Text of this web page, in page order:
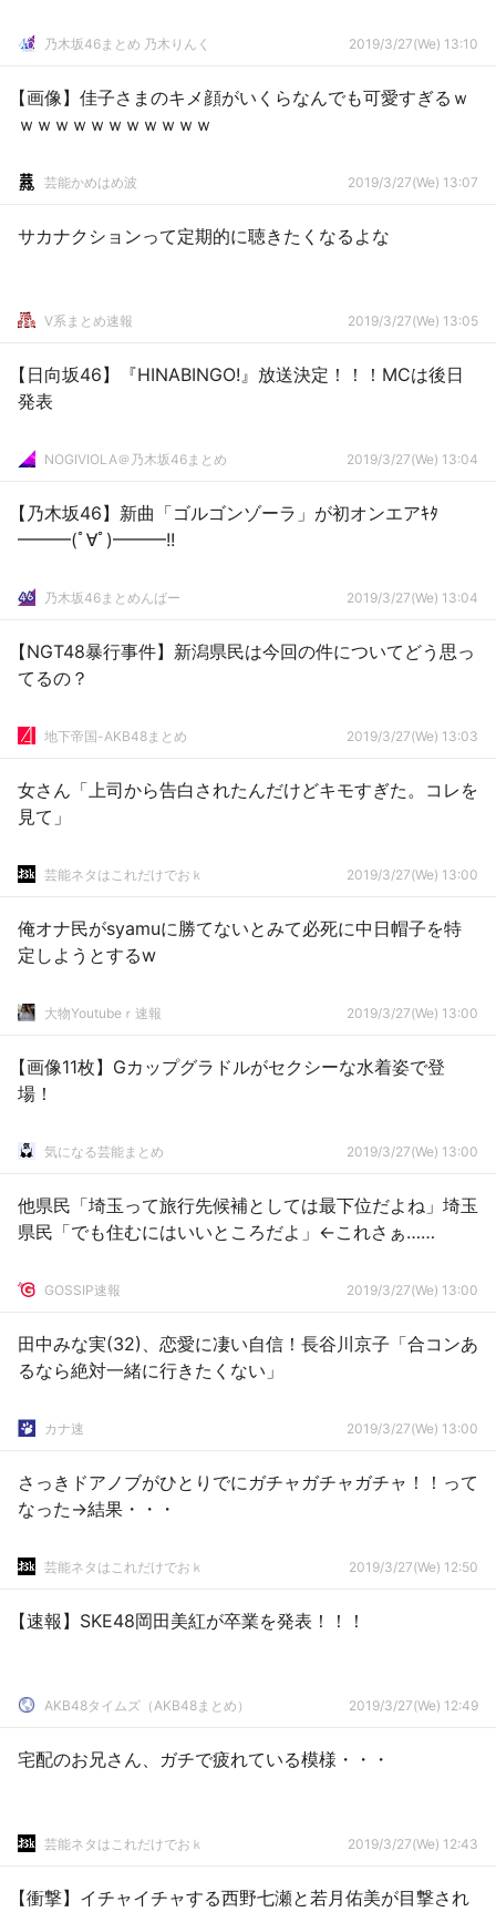
乃木坂46まとめ 乃木りんく 2019/3/27(We) 13:10
【画像】佳子さまのキメ顔がいくらなんでも可愛すぎるｗ
ｗｗｗｗｗｗｗｗｗｗｗ
芸能かめはめ波 2019/3/27(We) 13:07
サカナクションって定期的に聴きたくなるよな
V系まとめ速報 2019/3/27(We) 13:05
【日向坂46】『HINABINGO!』放送決定！！！MCは後日
発表
NOGIVIOLA＠乃木坂46まとめ 2019/3/27(We) 13:04
【乃木坂46】新曲「ゴルゴンゾーラ」が初オンエアｷﾀ
━━━(ﾟ∀ﾟ)━━━!!
乃木坂46まとめんばー 2019/3/27(We) 13:04
【NGT48暴行事件】新潟県民は今回の件についてどう思っ
てるの？
地下帝国-AKB48まとめ 2019/3/27(We) 13:03
女さん「上司から告白されたんだけどキモすぎた。コレを
見て」
芸能ネタはこれだけでおｋ 2019/3/27(We) 13:00
俺オナ民がsyamuに勝てないとみて必死に中日帽子を特
定しようとするw
大物Youtubeｒ速報 2019/3/27(We) 13:00
【画像11枚】Gカップグラドルがセクシーな水着姿で登
場！
気になる芸能まとめ 2019/3/27(We) 13:00
他県民「埼玉って旅行先候補としては最下位だよね」埼玉
県民「でも住むにはいいところだよ」←これさぁ……
GOSSIP速報 2019/3/27(We) 13:00
田中みな実(32)、恋愛に凄い自信！長谷川京子「合コンあ
るなら絶対一緒に行きたくない」
カナ速 2019/3/27(We) 13:00
さっきドアノブがひとりでにガチャガチャガチャ！！って
なった→結果・・・
芸能ネタはこれだけでおｋ 2019/3/27(We) 12:50
【速報】SKE48岡田美紅が卒業を発表！！！
AKB48タイムズ（AKB48まとめ） 2019/3/27(We) 12:49
宅配のお兄さん、ガチで疲れている模様・・・
芸能ネタはこれだけでおｋ 2019/3/27(We) 12:43
【衝撃】イチャイチャする西野七瀬と若月佑美が目撃され